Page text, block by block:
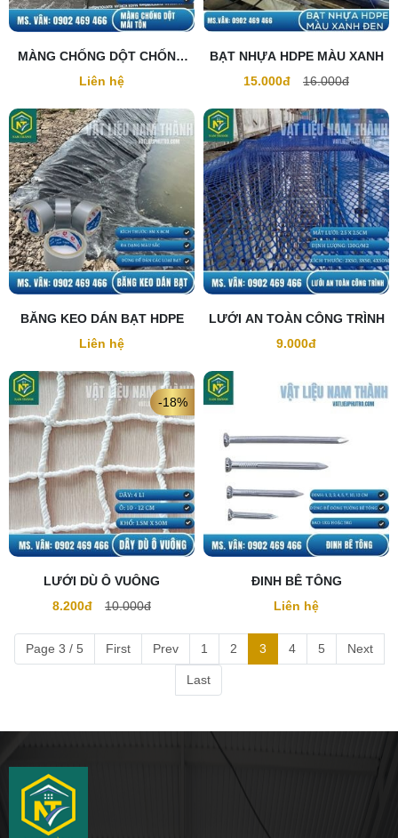
MÀNG CHỐNG DỘT CHỐNG
THẤM MÁI TÔN
Liên hệ
BẠT NHỰA HDPE MÀU XANH
15.000đ
16.000đ
BĂNG KEO DÁN BẠT HDPE
Liên hệ
LƯỚI AN TOÀN CÔNG TRÌNH
9.000đ
LƯỚI DÙ Ô VUÔNG
8.200đ
10.000đ
-18%
ĐINH BÊ TÔNG
Liên hệ
Page 3 / 5 First Prev 1 2 3 4 5 Next
Last